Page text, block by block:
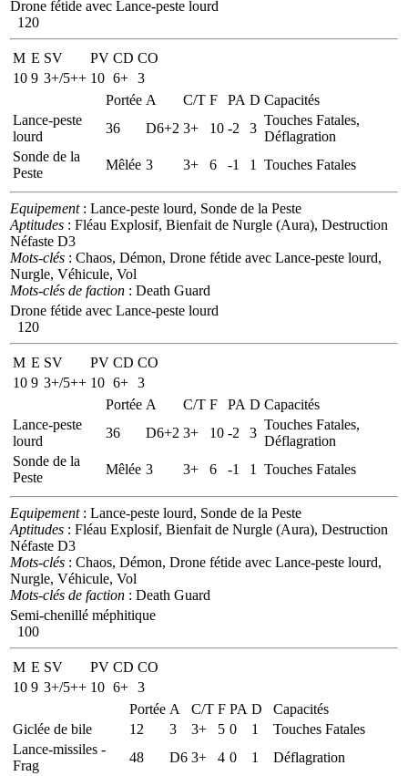
Drone fétide avec Lance-peste lourd
120
M E SV PV CD CO
10 9 3+/5++ 10 6+ 3
Portée A C/T F PA D Capacités
Lance-peste
lourd
36 D6+2 3+ 10 -2 3
Touches Fatales,
Déflagration
Sonde de la
Peste
Mêlée 3 3+ 6 -1 1 Touches Fatales
Equipement: Lance-peste lourd, Sonde de la Peste
Aptitudes : Fléau Explosif, Bienfait de Nurgle (Aura), Destruction
Néfaste D3
Mots-clés : Chaos, Démon, Drone fétide avec Lance-peste lourd,
Nurgle, Véhicule, Vol
Mots-clés de faction : Death Guard
Drone fétide avec Lance-peste lourd
120
M E SV PV CD CO
10 9 3+/5++ 10 6+ 3
Portée A C/T F PA D Capacités
Lance-peste
lourd
36 D6+2 3+ 10 -2 3
Touches Fatales,
Déflagration
Sonde de la
Peste
Mêlée 3 3+ 6 -1 1 Touches Fatales
Equipement: Lance-peste lourd, Sonde de la Peste
Aptitudes : Fléau Explosif, Bienfait de Nurgle (Aura), Destruction
Néfaste D3
Mots-clés : Chaos, Démon, Drone fétide avec Lance-peste lourd,
Nurgle, Véhicule, Vol
Mots-clés de faction : Death Guard
Semi-chenillé méphitique
100
M E SV PV CD CO
10 9 3+/5++ 10 6+ 3
Portée A C/T F PA D
Capacités
Giclée de bile
12 3 3+ 5 0 1
Touches Fatales
Lance-missiles -
Frag
48 D6 3+ 4 0 1
Déflagration